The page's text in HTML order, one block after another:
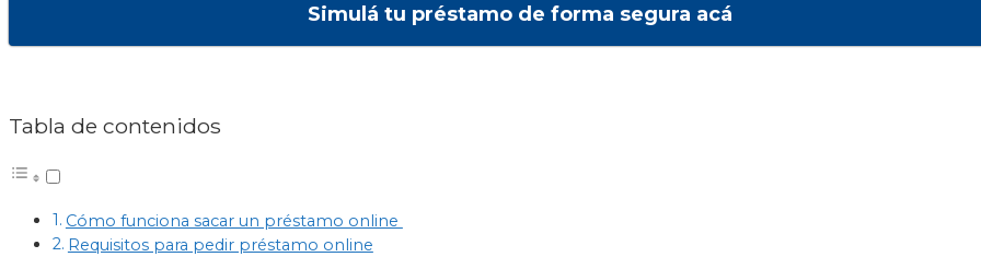
Simulá tu préstamo de forma segura acá
Tabla de contenidos
Cómo funciona sacar un préstamo online
Requisitos para pedir préstamo online